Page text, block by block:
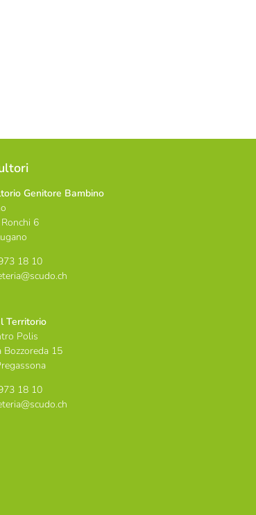
Genitore Bambino
6
18 10
Territorio
Polis
Bozzoreda 15
18 10